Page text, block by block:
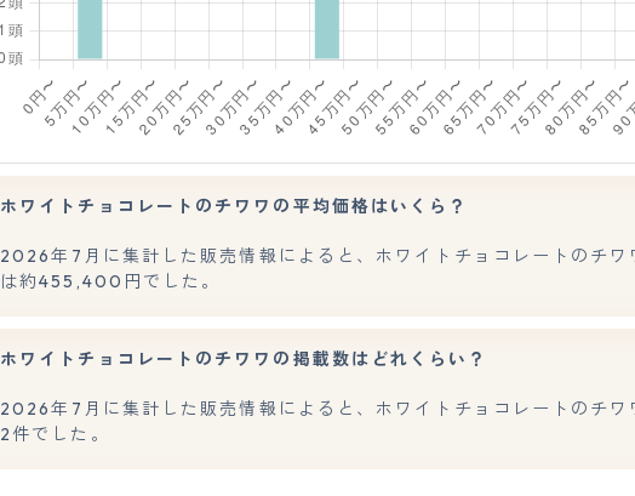
ホワイトチョコレートのチワワの平均価格はいくら？
2026年7月に集計した販売情報によると、ホワイトチョコレートのチワ
は約455,400円でした。
ホワイトチョコレートのチワワの掲載数はどれくらい？
2026年7月に集計した販売情報によると、ホワイトチョコレートのチワ
2件でした。